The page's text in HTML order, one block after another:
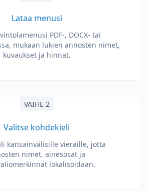
Lataa menusi
PDF-, DOCX- tai
mukaan lukien annosten nimet,
kuvaukset ja hinnat.
VAIHE 2
Valitse kohdekieli
kansainvälisille vieraille, jotta
nimet, ainesosat ja
lokalisoidaan.